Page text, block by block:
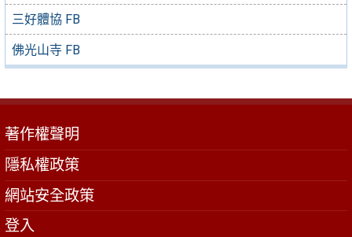
三好體協 FB
佛光山寺 FB
著作權聲明
隱私權政策
網站安全政策
登入